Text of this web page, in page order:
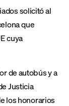
solicitó al
que
cuya
de autobús y a
Justicia
los honorarios